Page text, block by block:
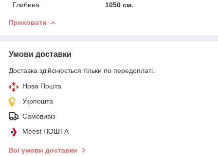
Глибина
1050 см.
Приховати
Умови доставки
Доставка здійснюється тільки по передоплаті.
Нова Пошта
Укрпошта
Самовивіз
Meest ПОШТА
Всі умови доставки